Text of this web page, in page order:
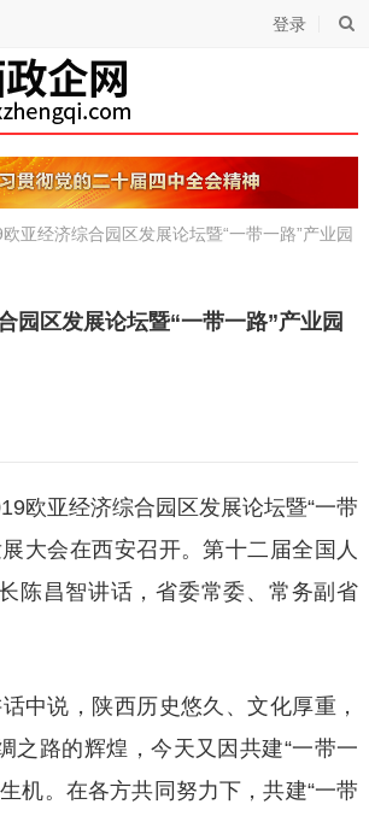
登录
亚经济综合园区发展论坛暨“一带一路”产业园
园区发展论坛暨“一带一路”产业园
亚经济综合园区发展论坛暨“一带
大会在西安召开。第十二届全国人
陈昌智讲话，省委常委、常务副省
说，陕西历史悠久、文化厚重，
之路的辉煌，今天又因共建“一带一
机。在各方共同努力下，共建“一带